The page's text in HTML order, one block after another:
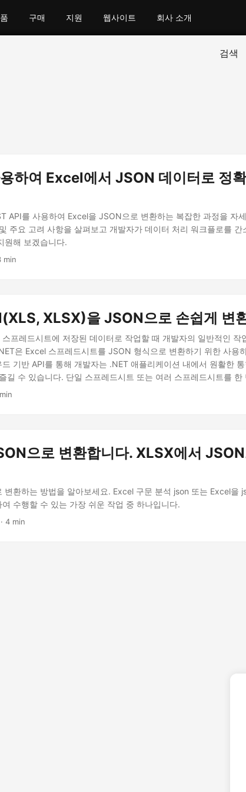
구매 지원 웹사이트 회사 소개
검색
하여 Excel에서 JSON 데이터로 정
API를 사용하여 Excel을 JSON으로 변환하는 복잡한 과정을 자
주요 고려 사항을 살펴보고 개발자가 데이터 처리 워크플로를 간
원해 보겠습니다.
min
XLSX)을 JSON으로 손쉽게 변
프레드시트에 저장된 데이터로 작업할 때 개발자의 일반적인 작
은 Excel 스프레드시트를 JSON 형식으로 변환하기 위한 사용
기반 API를 통해 개발자는 .NET 애플리케이션 내에서 원활한 통
길 수 있습니다. 단일 스프레드시트 또는 여러 스프레드시트를 한
SDK for .NET은 모든 Excel에서 JSON으로의 변환 요구 사항에
으로 변환합니다. XLSX에서
환하는 방법을 알아보세요. Excel 구문 분석 json 또는 Excel을
수행할 수 있는 가장 쉬운 작업 중 하나입니다.
4 min